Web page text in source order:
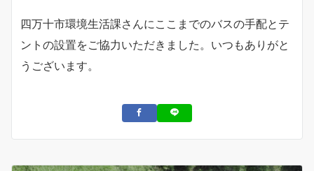
四万十市環境生活課さんにここまでのバスの手配とテ
ントの設置をご協力いただきました。いつもありがと
うございます。